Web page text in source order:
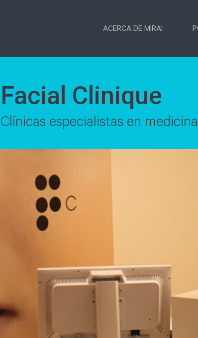
ACERCA DE MIRAI
Facial Clinique
Clínicas especialistas en